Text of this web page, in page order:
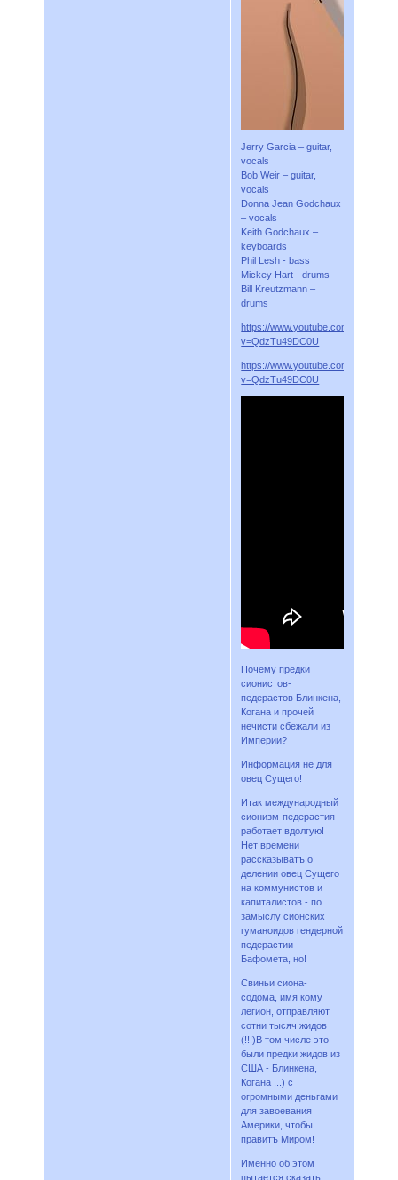
Jerry Garcia – guitar,
vocals
Bob Weir – guitar,
vocals
Donna Jean Godchaux
– vocals
Keith Godchaux –
keyboards
Phil Lesh - bass
Mickey Hart - drums
Bill Kreutzmann –
drums
https://www.youtube.com/watch?
v=QdzTu49DC0U
https://www.youtube.com/watch?
v=QdzTu49DC0U
Почему предки
сионистов-
педерастов Блинкена,
Когана и прочей
нечисти сбежали из
Империи?
Информация не для
овец Сущего!
Итак международный
сионизм-педерастия
работает вдолгую!
Нет времени
рассказыватъ о
делении овец Сущего
на коммунистов и
капиталистов - по
замыслу сионских
гуманоидов гендерной
педерастии
Бафомета, но!
Свиньи сиона-
содома, имя кому
легион, отправляют
сотни тысяч жидов
(!!!)В том числе это
были предки жидов из
США - Блинкена,
Когана ...) с
огромными деньгами
для завоевания
Америки, чтобы
правитъ Миром!
Именно об этом
пытается сказать